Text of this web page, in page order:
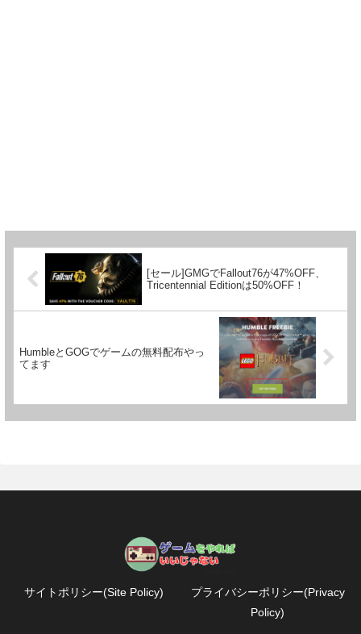
[セール]GMGでFallout76が47%OFF、
Tricentennial Editionは50%OFF！
HumbleとGOGでゲームの無料配布やっ
てます
サイトポリシー(Site Policy)
プライバシーポリシー(Privacy
Policy)